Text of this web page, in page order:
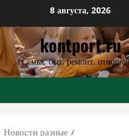
8 августа, 2026
kontport.ru
Семья, быт, ремонт,
Новости разные